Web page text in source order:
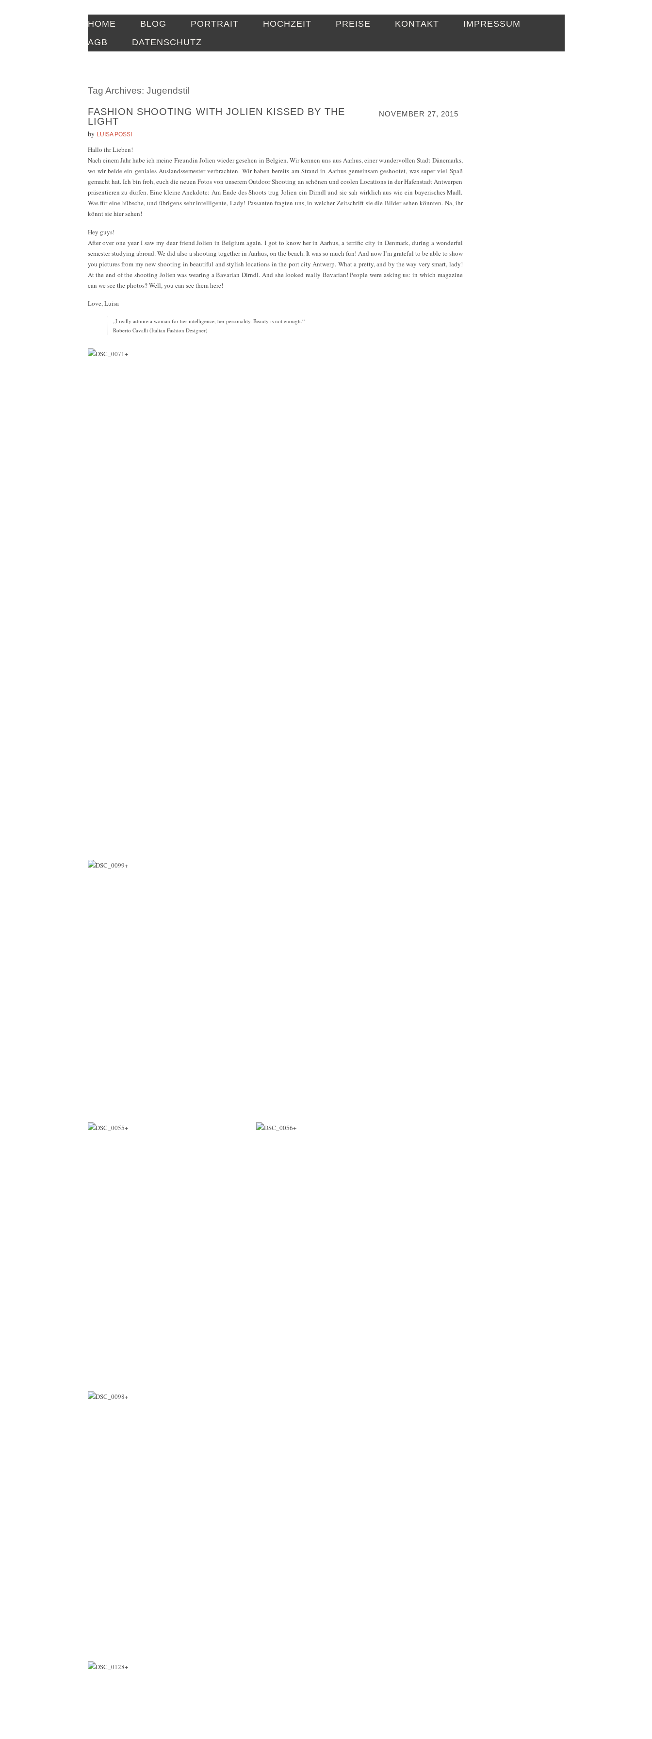
HOME BLOG PORTRAIT HOCHZEIT PREISE KONTAKT
IMPRESSUM
AGB
DATENSCHUTZ
Tag Archives: Jugendstil
NOVEMBER 27, 2015
FASHION SHOOTING WITH JOLIEN KISSED BY THE
LIGHT
by LUISA POSSI
Hallo ihr Lieben!
Nach einem Jahr habe ich meine Freundin Jolien wieder gesehen in Belgien. Wir kennen uns aus Aarhus, einer wundervollen Stadt Dänemarks,
wo wir beide ein geniales Auslandssemester verbrachten. Wir haben bereits am Strand in Aarhus gemeinsam geshootet, was super viel Spaß
gemacht hat. Ich bin froh, euch die neuen Fotos von unserem Outdoor Shooting an schönen und coolen Locations in der Hafenstadt Antwerpen
präsentieren zu dürfen. Eine kleine Anekdote: Am Ende des Shoots trug Jolien ein Dirndl und sie sah wirklich aus wie ein bayerisches Madl.
Was für eine hübsche, und übrigens sehr intelligente, Lady! Passanten fragten uns, in welcher Zeitschrift sie die Bilder sehen könnten. Na, ihr
könnt sie hier sehen!
Hey guys!
After over one year I saw my dear friend Jolien in Belgium again. I got to know her in Aarhus, a terrific city in Denmark, during a wonderful
semester studying abroad. We did also a shooting together in Aarhus, on the beach. It was so much fun! And now I’m grateful to be able to show
you pictures from my new shooting in beautiful and stylish locations in the port city Antwerp. What a pretty, and by the way very smart, lady!
At the end of the shooting Jolien was wearing a Bavarian Dirndl. And she looked really Bavarian! People were asking us: in which magazine
can we see the photos? Well, you can see them here!
Love, Luisa
„I really admire a woman for her intelligence, her personality. Beauty is not enough.“
Roberto Cavalli (Italian Fashion Designer)